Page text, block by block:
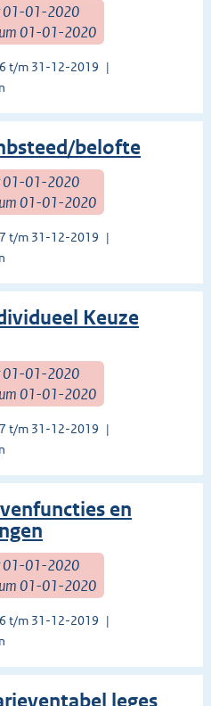
01-01-2020
01-01-2020
t/m 31-12-2019
belofte
01-01-2020
01-01-2020
t/m 31-12-2019
Keuze
01-01-2020
01-01-2020
t/m 31-12-2019
en
01-01-2020
01-01-2020
t/m 31-12-2019